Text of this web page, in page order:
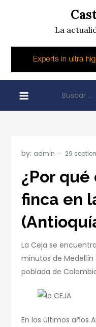
La
by: admin
¿Por
finca en
La Ceja se
minutos de
poblada de
En los últimos años